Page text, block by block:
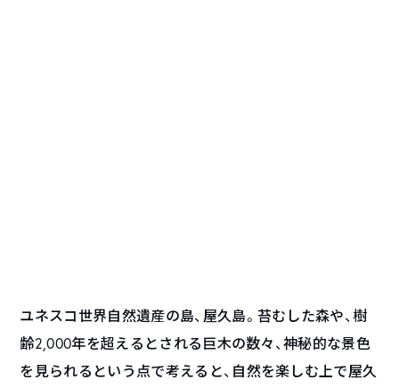
ユネスコ世界自然遺産の島、屋久島。苔むした森や、樹
齢2,000年を超えるとされる巨木の数々、神秘的な景色
を見られるという点で考えると、自然を楽しむ上で屋久